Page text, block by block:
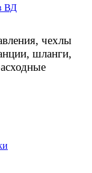
ВД
чехлы
шланги,